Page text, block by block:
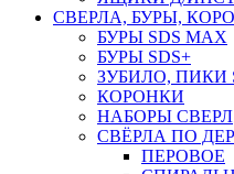
СВЕРЛА, БУРЫ,
БУРЫ SDS MAX
БУРЫ SDS+
ЗУБИЛО, ПИКИ
КОРОНКИ
НАБОРЫ СВЕРЛ
СВЁРЛА ПО
ПЕРОВОЕ